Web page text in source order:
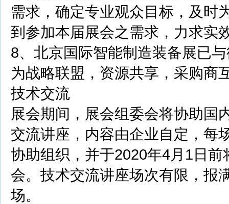
需求，确定专业观众目标，及时
到参加本届展会之需求，力求实
8、北京国际智能制造装备展已
为战略联盟，资源共享，采购商
技术交流
展会期间，展会组委会将协助国
交流讲座，内容由企业自定，每
协助组织，并于2020年4月1日
会。技术交流讲座场次有限，报
场。